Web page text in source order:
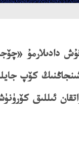
دادىلارمۇ
كۆپ
ئىللىق